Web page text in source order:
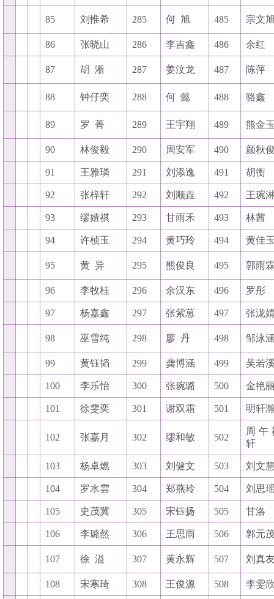
85 刘惟希 285 何 旭 485 宗文
86 张晓山 286 李吉鑫 486 余红
87 胡 淅 287 姜汶龙 487 陈萍
88 钟仔奕 288 何 懿 488 骆鑫
89 罗 菁 289 王宇翔 489 熊金
90 林俊毅 290 周安军 490 颜秋
91 王雅璘 291 刘添逸 491 胡衡
92 张梓轩 292 刘顺垚 492 王琬
93 缪婧祺 293 甘雨禾 493 林茜
94 许桢玉 294 黄巧玲 494 黄佳
95 黄 异 295 熊俊良 495 郭雨
96 李牧桂 296 余汉东 496 罗彤
97 杨嘉鑫 297 张紫葸 497 张泷
98 巫雪纯 298 廖 丹 498 邹泳
99 黄钰韬 299 龚博涵 499 吴若
100 李乐怡 300 张琬璐 500 金艳
101 徐雯奕 301 谢双霜 501 明轩
102 张嘉月 302 缪和敏 502
周午
轩
103 杨卓燃 303 刘健文 503 刘文
104 罗水雲 304 郑燕玲 504 刘思
105 史茂冀 305 宋钰扬 505 甘洛
106 李璐然 306 王思雨 506 郭元
107 徐 溢 307 黄永辉 507 刘真
108 宋寒琦 308 王俊源 508 李雯